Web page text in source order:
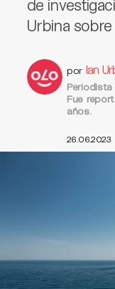
de
Urbina
por Ian
Fue
años.
26.06.2023